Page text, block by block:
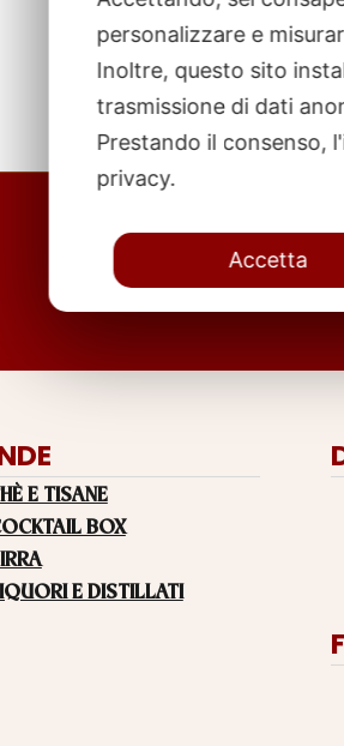
E TISANE
BOX
E DISTILLATI
personalizzare e
Inoltre, questo sito
trasmissione di dati
Prestando il consenso,
privacy.
Accetta